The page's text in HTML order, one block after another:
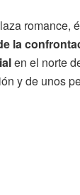
romance,
la
en el norte
y de unos